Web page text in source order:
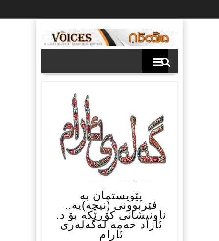
پێویستمان بە
فێربوونی (نیچە)یە..
ناونیشانی کۆڕێکە بۆ د.
ئازاد حەمە لەگەلەری
ئارام